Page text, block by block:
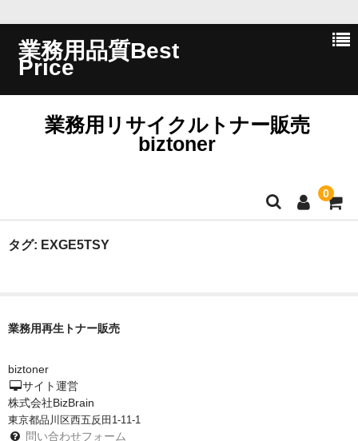
業務用品質Best
Price
業務用リサイクルトナー販売
biztoner
0
ホーム
PrivacyPolicy
特定商取引法に基づく表示
タグ: EXGE5TSY
業務用再生トナー販売
biztoner
サイト運営
株式会社BizBrain
東京都品川区西五反田1-11-1
問い合わせフォーム